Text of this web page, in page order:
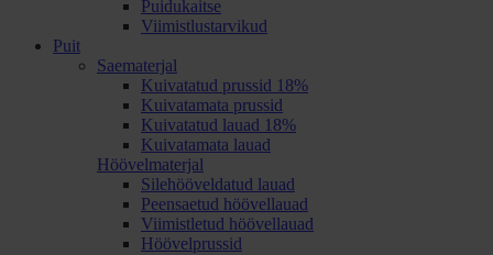
Puidukaitse
Viimistlustarvikud
Puit
Saematerjal
Kuivatatud prussid 18%
Kuivatamata prussid
Kuivatatud lauad 18%
Kuivatamata lauad
Höövelmaterjal
Silehööveldatud lauad
Peensaetud höövellauad
Viimistletud höövellauad
Höövelprussid